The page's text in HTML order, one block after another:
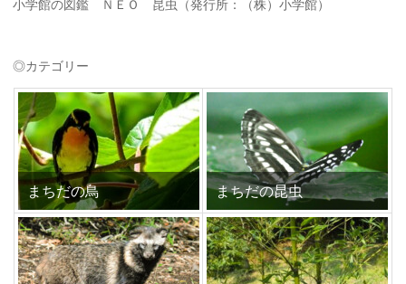
小学館の図鑑 ＮＥＯ 昆虫（発行所：（株）小学館）
◎カテゴリー
まちだの鳥 まちだの昆虫